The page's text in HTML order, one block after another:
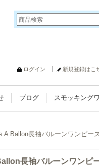
ログイン 新規登録はこ
ブログ スモッキング
A Ballon長袖バルーンワンピー
長袖バルーンワンピ